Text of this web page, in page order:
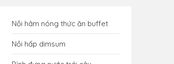
Nồi hâm nóng thức ăn buffet
Nồi hấp dimsum